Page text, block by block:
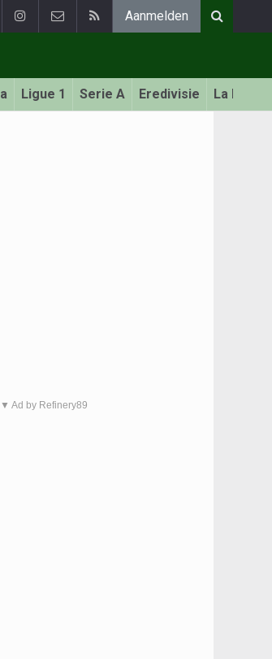
Aanmelden
Ligue 1 Serie A Eredivisie La Liga
▼ Ad by Refinery89